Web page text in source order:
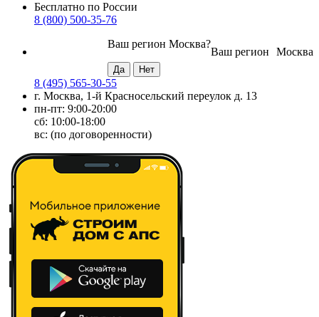
Бесплатно по России
8 (800) 500-35-76
Москва
Ваш регион
Ваш регион Москва?
8 (495) 565-30-55
г. Москва, 1-й Красносельский переулок д. 13
пн-пт: 9:00-20:00
сб: 10:00-18:00
вс: (по договоренности)